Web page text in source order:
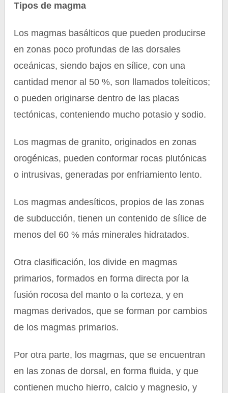
Tipos de magma
Los magmas basálticos que pueden producirse
en zonas poco profundas de las dorsales
oceánicas, siendo bajos en sílice, con una
cantidad menor al 50 %, son llamados toleíticos;
o pueden originarse dentro de las placas
tectónicas, conteniendo mucho potasio y sodio.
Los magmas de granito, originados en zonas
orogénicas, pueden conformar rocas plutónicas
o intrusivas, generadas por enfriamiento lento.
Los magmas andesíticos, propios de las zonas
de subducción, tienen un contenido de sílice de
menos del 60 % más minerales hidratados.
Otra clasificación, los divide en magmas
primarios, formados en forma directa por la
fusión rocosa del manto o la corteza, y en
magmas derivados, que se forman por cambios
de los magmas primarios.
Por otra parte, los magmas, que se encuentran
en las zonas de dorsal, en forma fluida, y que
contienen mucho hierro, calcio y magnesio, y